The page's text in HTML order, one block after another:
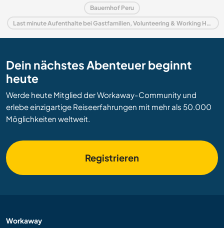
Bauernhof Peru
Last minute Aufenthalte bei Gastfamilien, Volunteering & Working Holidays in Peru
Dein nächstes Abenteuer beginnt
heute
Werde heute Mitglied der Workaway-Community und
erlebe einzigartige Reiseerfahrungen mit mehr als 50.000
Möglichkeiten weltweit.
Registrieren
Workaway